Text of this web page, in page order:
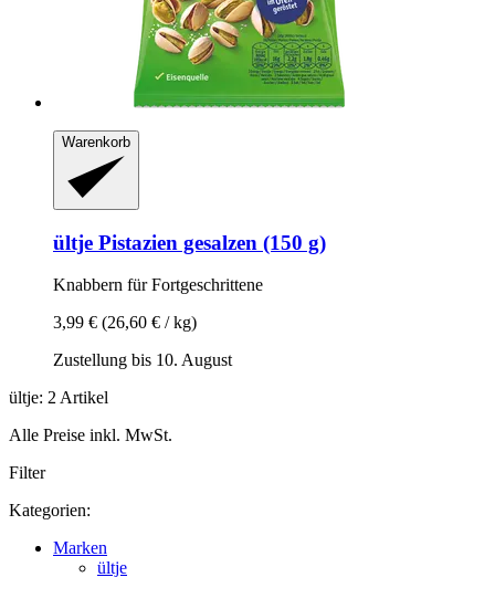
Warenkorb
ültje Pistazien gesalzen (150 g)
Knabbern für Fortgeschrittene
3,99 € (26,60 € / kg)
Zustellung bis 10. August
ültje: 2 Artikel
Alle Preise inkl. MwSt.
Filter
Kategorien:
Marken
ültje